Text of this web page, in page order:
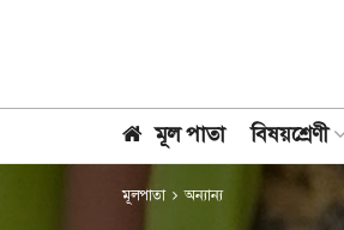
মূল পাতা বিষয়শ্রেণী
মূলপাতা অন্যান্য